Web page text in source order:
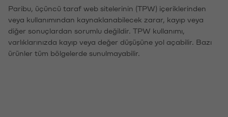
Paribu, üçüncü taraf web sitelerinin (TPW) içeriklerinden
veya kullanımından kaynaklanabilecek zarar, kayıp veya
diğer sonuçlardan sorumlu değildir. TPW kullanımı,
varlıklarınızda kayıp veya değer düşüşüne yol açabilir. Bazı
ürünler tüm bölgelerde sunulmayabilir.